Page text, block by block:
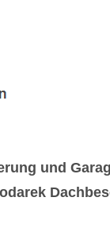
und